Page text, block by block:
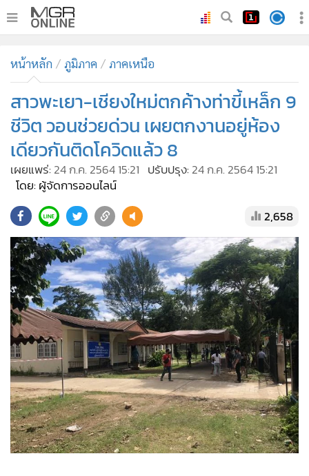
ทันเหตุการณ์
• ภาคใต้
• ภูมิภาค
Online Section
• บันเทิง
ผู้จัดการรายวัน
• ละคร
• CbizReview
• Cyber BIZ
• ผู้จัดกวน
• Good health & Well-being
• Green Innovation & SD
• Management & HR
• MGR Live
• Infographic
• การเมือง
• ท่องเที่ยว
• กีฬา
หน้าหลัก ภูมิภาค ภาคเหนือ
สาวพะเยา-เชียงใหม่ตกค้างท่าขี้เหล็ก 9
ชีวิต วอนช่วยด่วน เผยตกงานอยู่ห้อง
เดียวกันติดโควิดแล้ว 8
เผยแพร่: 24 ก.ค. 2564 15:21 ปรับปรุง: 24 ก.ค. 2564 15:21
โดย: ผู้จัดการออนไลน์
2,658